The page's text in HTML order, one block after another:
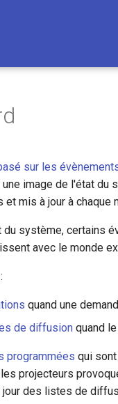
sur les
image de l'état
mis à jour à chaque
du système, certains
avec le monde
quand une
de diffusion quand
programmées qui
projecteurs
des listes de